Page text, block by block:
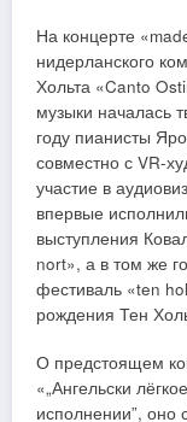
На концерте
нидерланского
Хольта «Canto
музыки началась
году пианисты
совместно с VR-
участие в
впервые
выступления
nort», а в том же
фестиваль «ten
рождения Тен
О предстоящем
«„Ангельски
исполнении”, оно